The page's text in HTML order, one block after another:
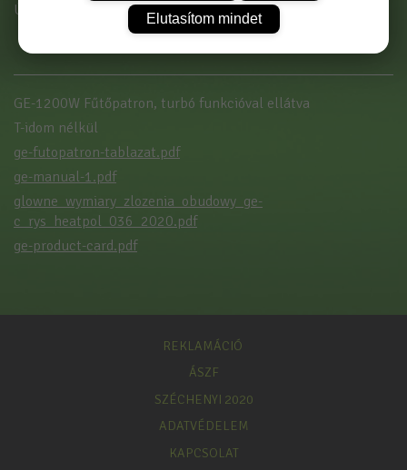
Új partnerként
itt tud regisztrálni
GE-1200W Fűtőpatron, turbó funkcióval ellátva
T-idom nélkül
ge-futopatron-tablazat.pdf
ge-manual-1.pdf
glowne_wymiary_zlozenia_obudowy_ge-
c_rys_heatpol_036_2020.pdf
ge-product-card.pdf
REKLAMÁCIÓ
ÁSZF
SZÉCHENYI 2020
ADATVÉDELEM
KAPCSOLAT
Elutasítom mindet